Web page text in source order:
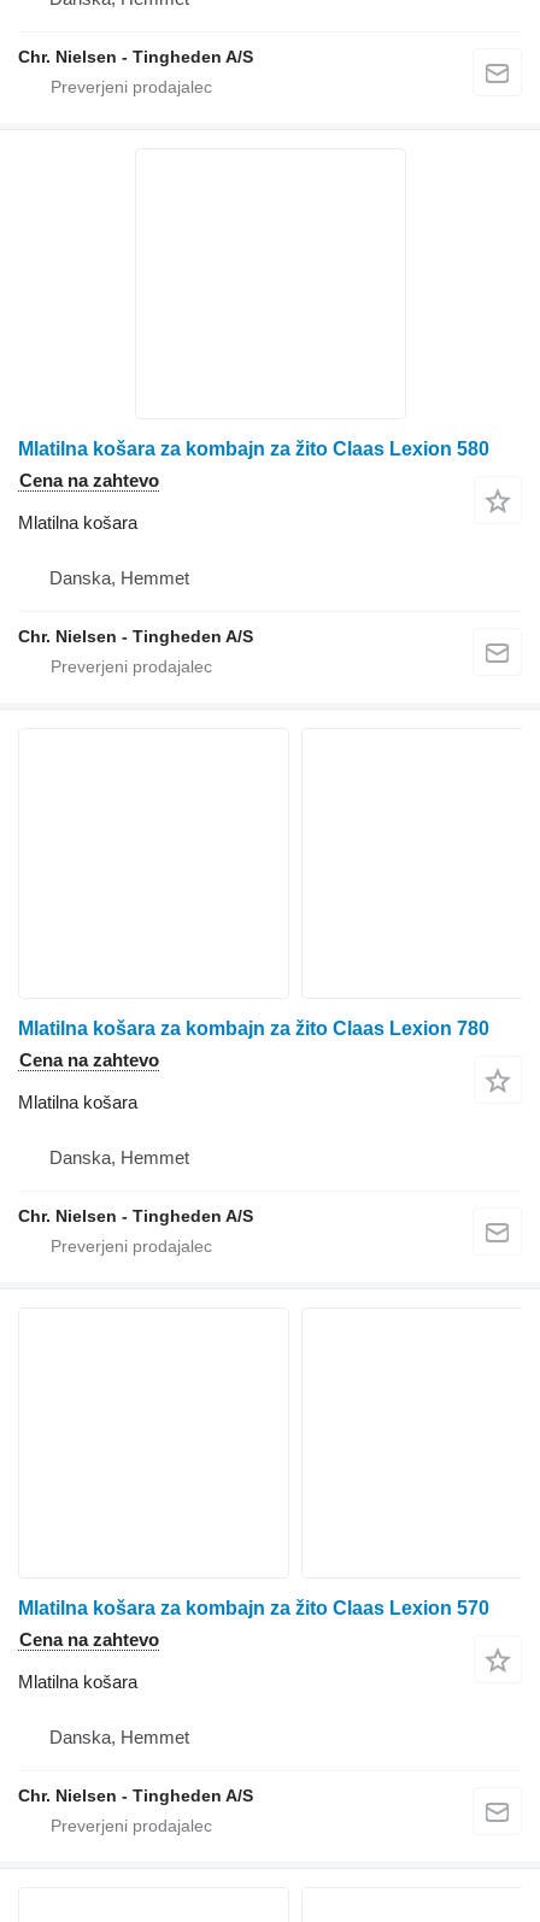
Chr. Nielsen - Tingheden A/S
Mlatilna košara za kombajn za žito Claas Lexion 580
Cena na zahtevo
Mlatilna košara
Danska, Hemmet
Chr. Nielsen - Tingheden A/S
Mlatilna košara za kombajn za žito Claas Lexion 780
Cena na zahtevo
Mlatilna košara
Danska, Hemmet
Chr. Nielsen - Tingheden A/S
Mlatilna košara za kombajn za žito Claas Lexion 570
Cena na zahtevo
Mlatilna košara
Danska, Hemmet
Chr. Nielsen - Tingheden A/S